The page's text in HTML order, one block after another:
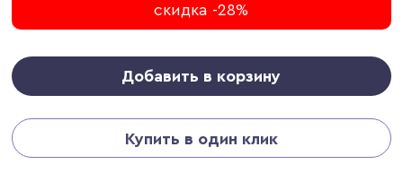
скидка -28%
Добавить в корзину
Купить в один клик